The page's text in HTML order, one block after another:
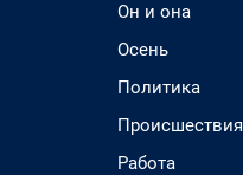
Он и она
Осень
Политика
Происшествия
Работа